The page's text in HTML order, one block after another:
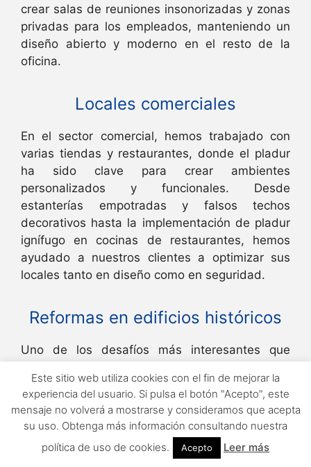
crear salas de reuniones insonorizadas y zonas
privadas para los empleados, manteniendo un
diseño abierto y moderno en el resto de la
oficina.
Locales comerciales
En el sector comercial, hemos trabajado con
varias tiendas y restaurantes, donde el pladur
ha sido clave para crear ambientes
personalizados y funcionales. Desde
estanterías empotradas y falsos techos
decorativos hasta la implementación de pladur
ignífugo en cocinas de restaurantes, hemos
ayudado a nuestros clientes a optimizar sus
locales tanto en diseño como en seguridad.
Reformas en edificios históricos
Uno de los desafíos más interesantes que
en un edificio histórico de Coslada. En este
proyecto, el objetivo era modernizar el espacio
respetando su estructura original. Utilizamos
pladur para crear trasdosados que mejoraron el
aislamiento y permitieron ocultar instalaciones
Este sitio web utiliza cookies con el fin de mejorar la
experiencia del usuario. Si pulsa el botón "Acepto", este
mensaje no volverá a mostrarse y consideramos que acepta
su uso. Obtenga más información consultando nuestra
política de uso de cookies.
Acepto Leer más